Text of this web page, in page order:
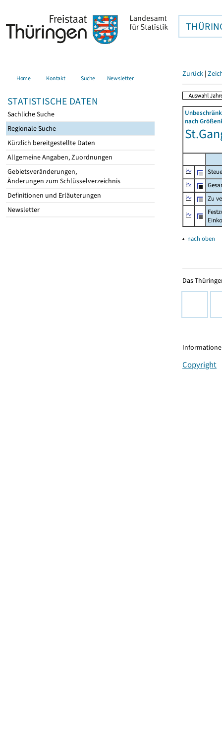
Home Kontakt Suche Newsletter
STATISTISCHE DATEN
Sachliche Suche
Regionale Suche
Kürzlich bereitgestellte Daten
Allgemeine Angaben, Zuordnungen
Gebietsveränderungen,
Änderungen zum Schlüsselverzeichnis
Definitionen und Erläuterungen
Newsletter
Zurück |
nach
Zu
▴ nach oben
Das
Copyright